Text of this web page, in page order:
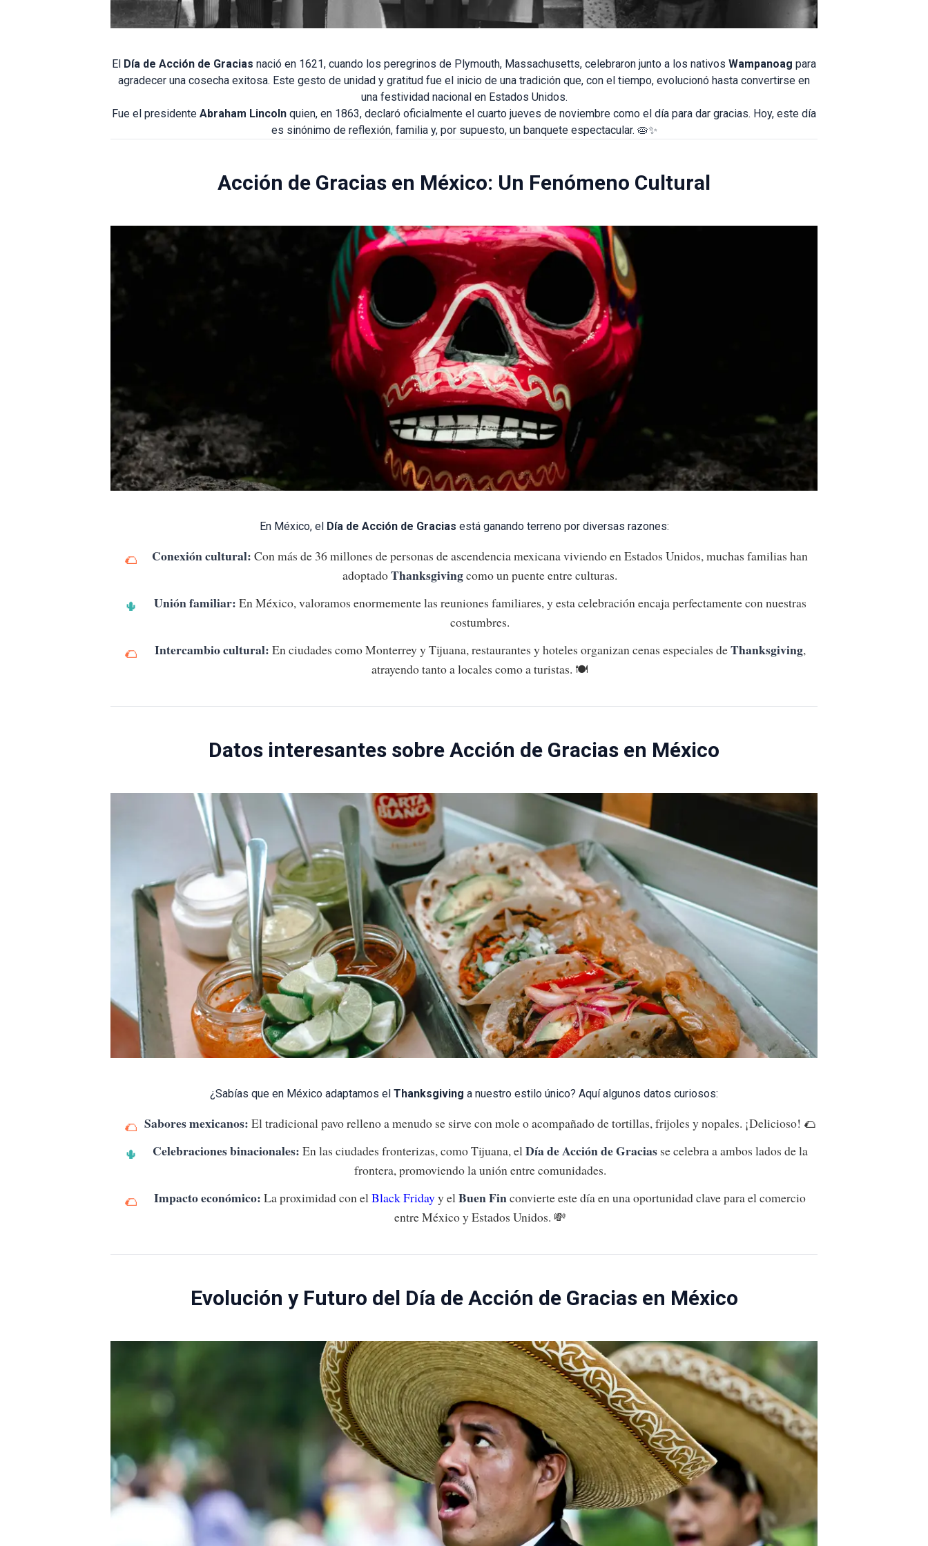
El Día de Acción de Gracias nació en 1621, cuando los peregrinos de Plymouth, Massachusetts, celebraron junto a los nativos Wampanoag para
agradecer una cosecha exitosa. Este gesto de unidad y gratitud fue el inicio de una tradición que, con el tiempo, evolucionó hasta convertirse en
una festividad nacional en Estados Unidos.
Fue el presidente Abraham Lincoln quien, en 1863, declaró oficialmente el cuarto jueves de noviembre como el día para dar gracias. Hoy, este día
es sinónimo de reflexión, familia y, por supuesto, un banquete espectacular. 🥧✨
Acción de Gracias en México: Un Fenómeno Cultural
En México, el Día de Acción de Gracias está ganando terreno por diversas razones:
Conexión cultural: Con más de 36 millones de personas de ascendencia mexicana viviendo en Estados Unidos, muchas familias han
adoptadoThanksgivingcomo un puente entre culturas.
Unión familiar: En México, valoramos enormemente las reuniones familiares, y esta celebración encaja perfectamente con nuestras
costumbres.
Intercambio cultural: En ciudades como Monterrey y Tijuana, restaurantes y hoteles organizan cenas especiales deThanksgiving,
atrayendo tanto a locales como a turistas. 🍽️
Datos interesantes sobre Acción de Gracias en México
¿Sabías que en México adaptamos el Thanksgiving a nuestro estilo único? Aquí algunos datos curiosos:
Sabores mexicanos: El tradicional pavo relleno a menudo se sirve con mole o acompañado de tortillas, frijoles y nopales. ¡Delicioso! 🌮
Celebraciones binacionales: En las ciudades fronterizas, como Tijuana, el Día de Acción de Graciasse celebra a ambos lados de la
frontera, promoviendo la unión entre comunidades.
Impacto económico: La proximidad con elBlack Fridayy elBuen Finconvierte este día en una oportunidad clave para el comercio
entre México y Estados Unidos. 💸
Evolución y Futuro del Día de Acción de Gracias en México